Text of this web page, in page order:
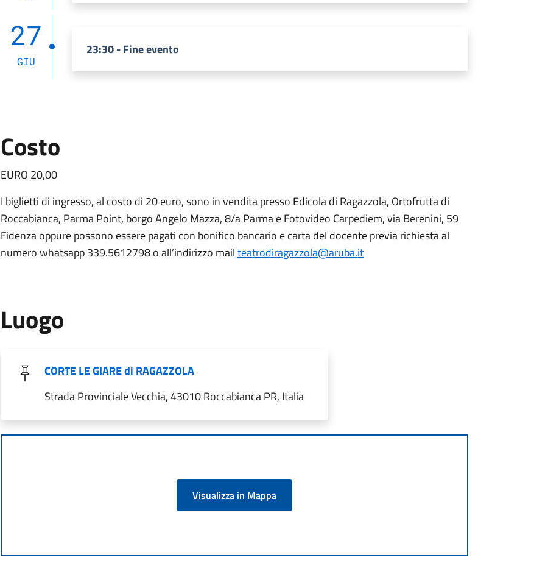
27
GIU
23:30 - Fine evento
Costo
EURO 20,00
I biglietti di ingresso, al costo di 20 euro, sono in vendita presso Edicola di Ragazzola, Ortofrutta di
Roccabianca, Parma Point, borgo Angelo Mazza, 8/a Parma e Fotovideo Carpediem, via Berenini, 59
Fidenza oppure possono essere pagati con bonifico bancario e carta del docente previa richiesta al
numero whatsapp 339.5612798 o all’indirizzo mailteatrodiragazzola@aruba.it
Luogo
CORTE LE GIARE di RAGAZZOLA
Strada Provinciale Vecchia, 43010 Roccabianca PR, Italia
Visualizza in Mappa